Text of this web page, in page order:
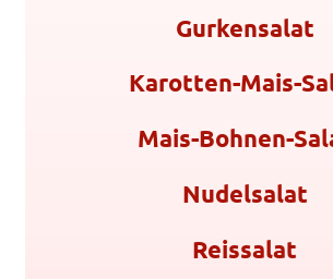
Gurkensalat
Karotten-Mais-
Mais-Bohnen-
Nudelsalat
Reissalat